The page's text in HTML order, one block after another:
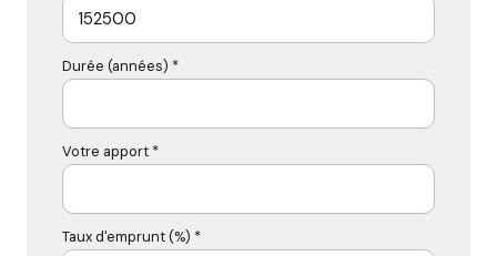
Durée (années) *
Votre apport *
Taux d'emprunt (%) *